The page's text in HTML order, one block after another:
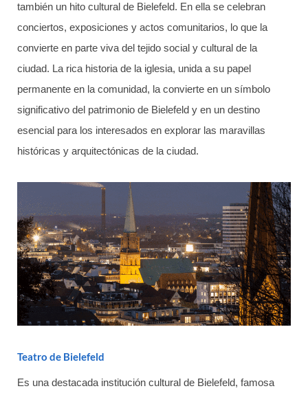
también un hito cultural de Bielefeld. En ella se celebran
conciertos, exposiciones y actos comunitarios, lo que la
convierte en parte viva del tejido social y cultural de la
ciudad. La rica historia de la iglesia, unida a su papel
permanente en la comunidad, la convierte en un símbolo
significativo del patrimonio de Bielefeld y en un destino
esencial para los interesados en explorar las maravillas
históricas y arquitectónicas de la ciudad.
Teatro de Bielefeld
Es una destacada institución cultural de Bielefeld, famosa